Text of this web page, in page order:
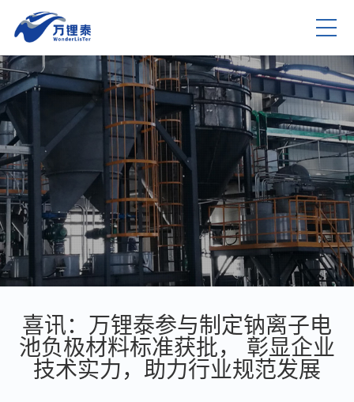
喜讯：万锂泰参与制定钠离子电
池负极材料标准获批， 彰显企业
技术实力，助力行业规范发展